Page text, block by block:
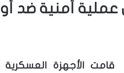
أمنية ضد
قامت الأجهزة